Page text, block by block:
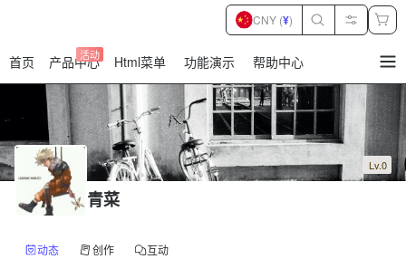
首页 产品中心
活动 Html菜单 功能演示 帮助中心
CNY (¥)
Lv.0
青菜
动态 创作 互动